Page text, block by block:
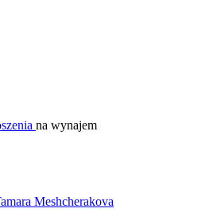
na wynajem